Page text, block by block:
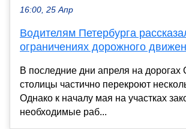
16:00, 25 Апр
Водителям Петербурга
ограничениях дорожного
В последние дни апреля на дорогах
столицы частично перекроют
Однако к началу мая на участках
необходимые раб...